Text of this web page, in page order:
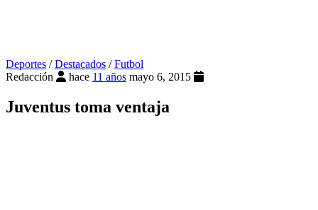
Deportes /Destacados /Futbol
Redacción
hace 11 años mayo 6, 2015
Juventus toma ventaja